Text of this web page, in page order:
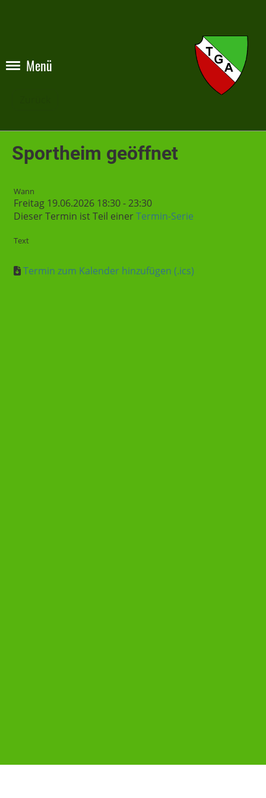
Menü
Sportheim geöffnet
Wann
Freitag 19.06.2026 18:30 - 23:30
Dieser Termin ist Teil einerTermin-Serie
Text
Termin zum Kalender hinzufügen (.ics)